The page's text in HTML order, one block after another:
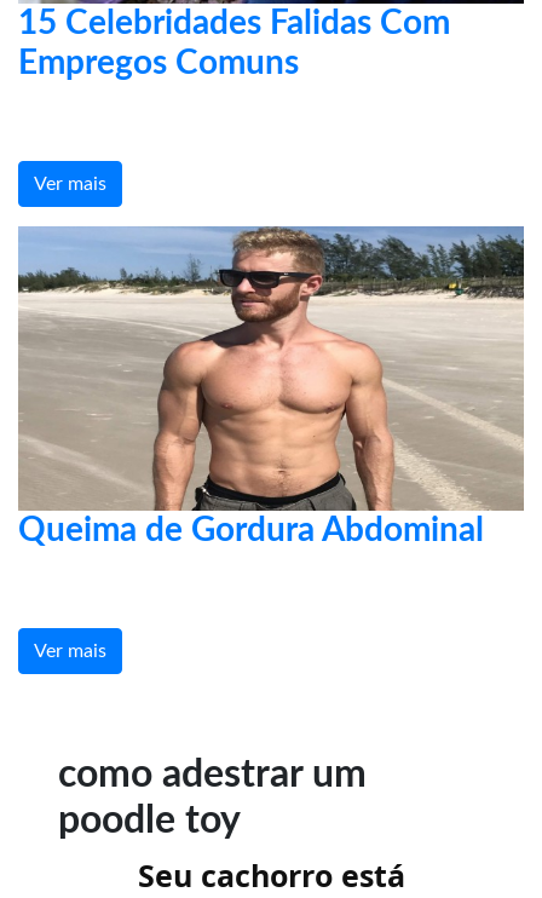
15 Celebridades Falidas Com
Empregos Comuns
Ver mais
Queima de Gordura Abdominal
Ver mais
como adestrar um
poodle toy
Seu cachorro está